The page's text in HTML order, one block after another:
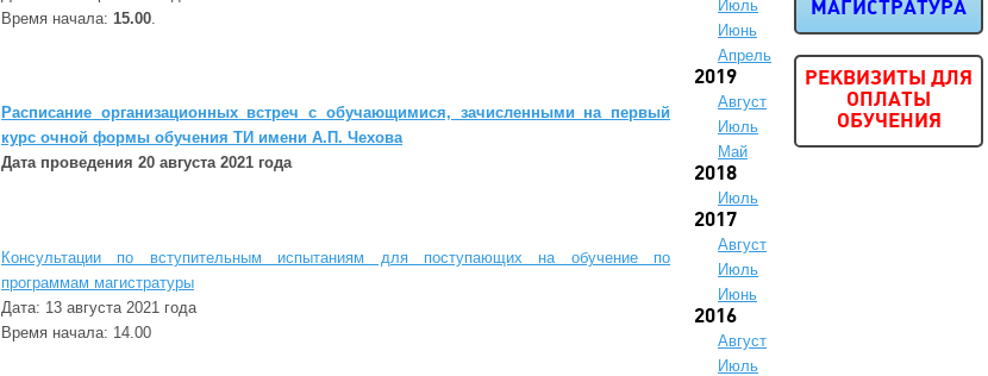
Время начала: 15.00
Расписание организационных встреч с обучающимися, зачисленными на первый
курс очной формы обучения ТИ имени А.П. Чехова
Дата проведения 20 августа 2021 года
Консультации по вступительным испытаниям для поступающих на обучение по
программам магистратуры
Дата: 13 августа 2021 года
Время начала: 14.00
Июль
Июнь
Апрель
2019
Август
Июль
Май
2018
Июль
2017
Август
Июль
Июнь
2016
Август
Июль
МАГИСТРАТУРА
РЕКВИЗИТЫ ДЛЯ
ОПЛАТЫ
ОБУЧЕНИЯ